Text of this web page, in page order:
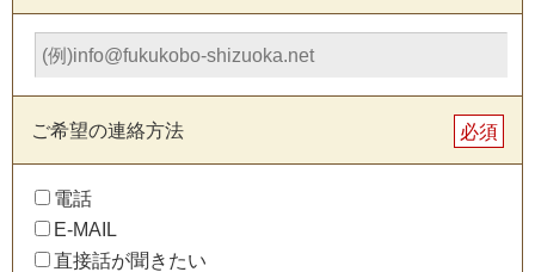
ご希望の連絡方法 必須
電話
E-MAIL
直接話が聞きたい